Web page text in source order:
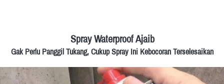
Spray Waterproof Ajaib
Gak Perlu Panggil Tukang, Cukup Spray Ini Kebocoran Terselesaikan